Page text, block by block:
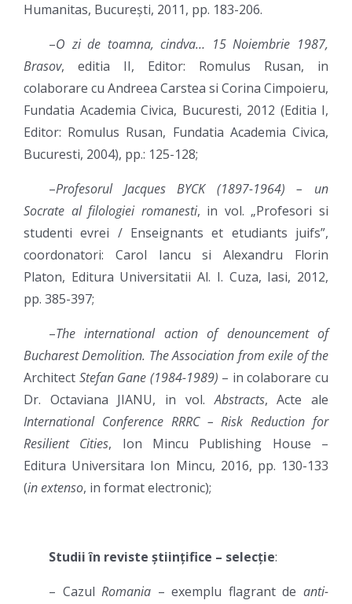
Humanitas, București, 2011, pp. 183-206.
–O zi de toamna, cindva… 15 Noiembrie 1987,
Brasov, editia II, Editor: Romulus Rusan, in
colaborare cu Andreea Carstea si Corina Cimpoieru,
Fundatia Academia Civica, Bucuresti, 2012 (Editia I,
Editor: Romulus Rusan, Fundatia Academia Civica,
Bucuresti, 2004), pp.: 125-128;
–Profesorul Jacques BYCK (1897-1964) – un
Socrate al filologiei romanesti, in vol. „Profesori si
studenti evrei / Enseignants et etudiants juifs”,
coordonatori: Carol Iancu si Alexandru Florin
Platon, Editura Universitatii Al. I. Cuza, Iasi, 2012,
pp. 385-397;
–The international action of denouncement of
Bucharest Demolition. The Association from exile of the
Architect Stefan Gane (1984-1989) – in colaborare cu
Dr. Octaviana JIANU, in vol.Abstracts, Acte ale
International Conference RRRC – Risk Reduction for
Resilient Cities, Ion Mincu Publishing House –
Editura Universitara Ion Mincu, 2016, pp. 130-133
(in extenso, in format electronic);
Studii în reviste științifice – selecție:
– CazulRomania – exemplu flagrant deanti-